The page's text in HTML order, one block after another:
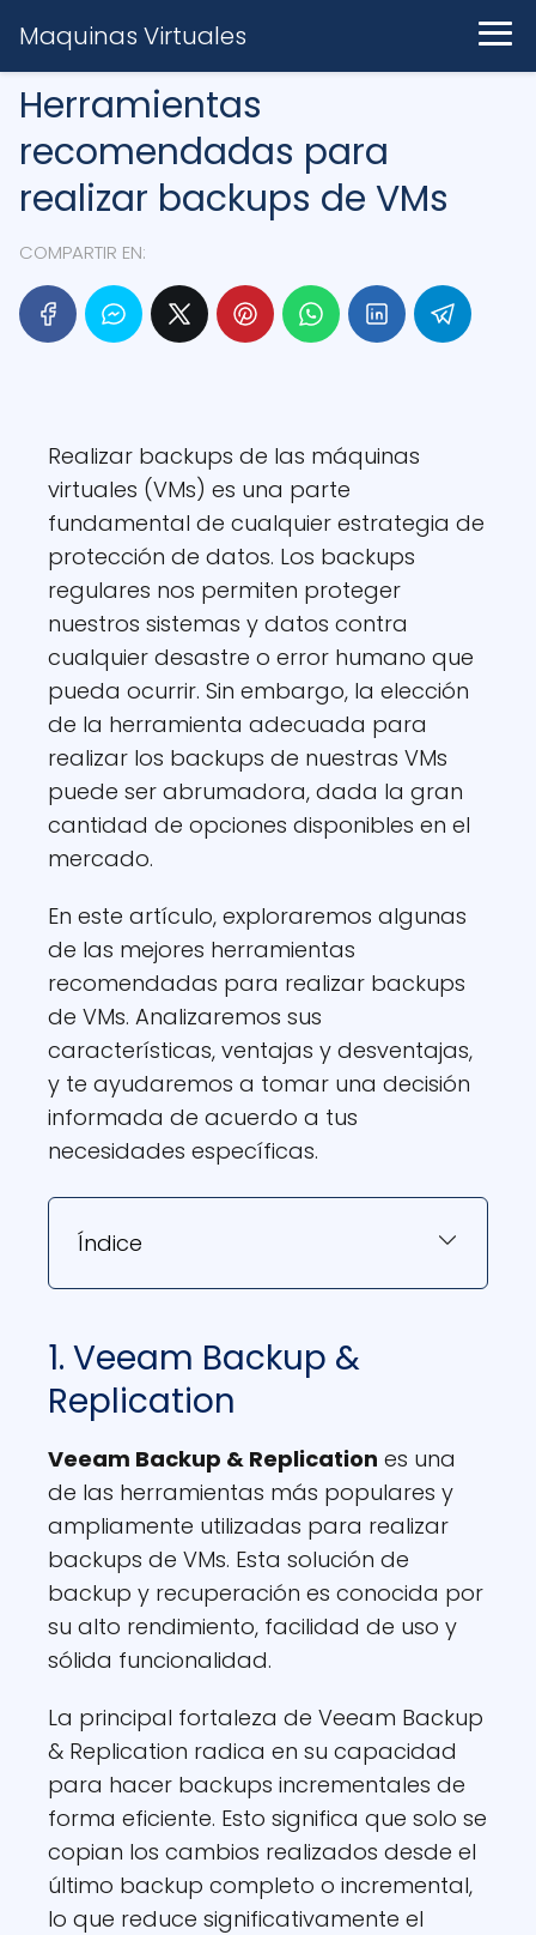
Maquinas Virtuales
Herramientas
recomendadas para
realizar backups de VMs
COMPARTIR EN:
Realizar backups de las máquinas
virtuales (VMs) es una parte
fundamental de cualquier estrategia de
protección de datos. Los backups
regulares nos permiten proteger
nuestros sistemas y datos contra
cualquier desastre o error humano que
pueda ocurrir. Sin embargo, la elección
de la herramienta adecuada para
realizar los backups de nuestras VMs
puede ser abrumadora, dada la gran
cantidad de opciones disponibles en el
mercado.
En este artículo, exploraremos algunas
de las mejores herramientas
recomendadas para realizar backups
de VMs. Analizaremos sus
características, ventajas y desventajas,
y te ayudaremos a tomar una decisión
informada de acuerdo a tus
necesidades específicas.
Índice
1. Veeam Backup &
Replication
Veeam Backup & Replication es una
de las herramientas más populares y
ampliamente utilizadas para realizar
backups de VMs. Esta solución de
backup y recuperación es conocida por
su alto rendimiento, facilidad de uso y
sólida funcionalidad.
La principal fortaleza de Veeam Backup
& Replication radica en su capacidad
para hacer backups incrementales de
forma eficiente. Esto significa que solo se
copian los cambios realizados desde el
último backup completo o incremental,
lo que reduce significativamente el